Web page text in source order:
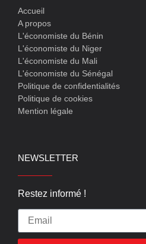
Accueil
A propos
L'économiste du Bénin
L'économiste du Niger
L'économiste du Mali
L'économiste du Sénégal
Politique de confidentialités
Politique de cookies
Mention légale
NEWSLETTER
Restez informé !